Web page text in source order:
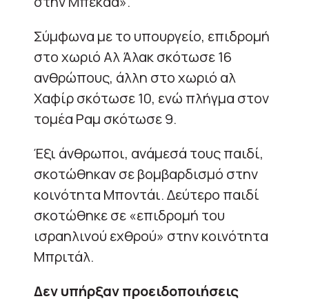
Σύμφωνα με το υπουργείο, επιδρομή
στο χωριό Αλ Άλακ σκότωσε 16
ανθρώπους, άλλη στο χωριό αλ
Χαφίρ σκότωσε 10, ενώ πλήγμα στον
τομέα Ραμ σκότωσε 9.
Έξι άνθρωποι, ανάμεσά τους παιδί,
σκοτώθηκαν σε βομβαρδισμό στην
κοινότητα Μποντάι. Δεύτερο παιδί
σκοτώθηκε σε «επιδρομή του
ισραηλινού εχθρού» στην κοινότητα
Μπριτάλ.
Δεν υπήρξαν προειδοποιήσεις